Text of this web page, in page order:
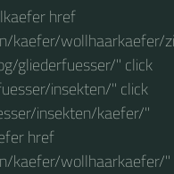
href
kaefer/wollhaarkaefer/
gliederfuesser/" click
insekten/" click
insekten/kaefer/"
href
kaefer/wollhaarkaefer/"